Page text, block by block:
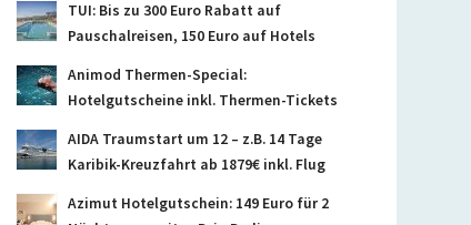
TUI: Bis zu 300 Euro Rabatt auf
Pauschalreisen, 150 Euro auf Hotels
Animod Thermen-Special:
Hotelgutscheine inkl. Thermen-Tickets
AIDA Traumstart um 12 – z.B. 14 Tage
Karibik-Kreuzfahrt ab 1879€ inkl. Flug
Azimut Hotelgutschein: 149 Euro für 2